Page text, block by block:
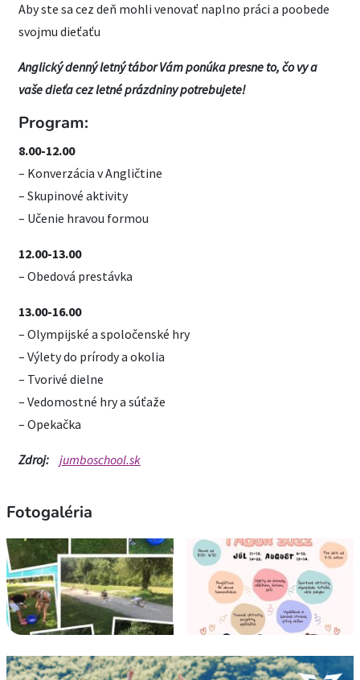
Aby ste sa cez deň mohli venovať naplno práci a poobede
svojmu dieťaťu
Anglický denný letný tábor Vám ponúka presne to, čo vy a
vaše dieťa cez letné prázdniny potrebujete!
Program:
8.00-12.00
– Konverzácia v Angličtine
– Skupinové aktivity
– Učenie hravou formou
12.00-13.00
– Obedová prestávka
13.00-16.00
– Olympijské a spoločenské hry
– Výlety do prírody a okolia
– Tvorivé dielne
– Vedomostné hry a súťaže
– Opekačka
Zdroj: jumboschool.sk
Fotogaléria